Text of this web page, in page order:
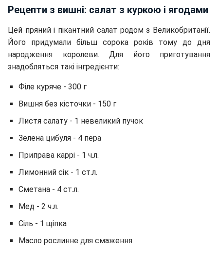
Рецепти з вишні: салат з куркою і ягодами
Цей пряний і пікантний салат родом з Великобританії.
Його придумали більш сорока років тому до дня
народження королеви. Для його приготування
знадобляться такі інгредієнти:
Філе куряче - 300 г
Вишня без кісточки - 150 г
Листя салату - 1 невеликий пучок
Зелена цибуля - 4 пера
Приправа каррі - 1 ч.л.
Лимонний сік - 1 ст.л.
Сметана - 4 ст.л.
Мед - 2 ч.л.
Сіль - 1 щіпка
Масло рослинне для смаження